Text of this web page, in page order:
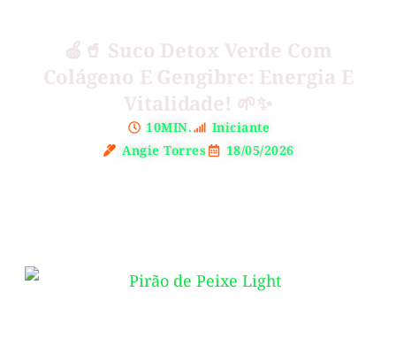
🍏🥤 Suco Detox Verde Com
Colágeno E Gengibre: Energia E
Vitalidade! 🌱✨
10MIN.
Iniciante
Angie Torres
18/05/2026